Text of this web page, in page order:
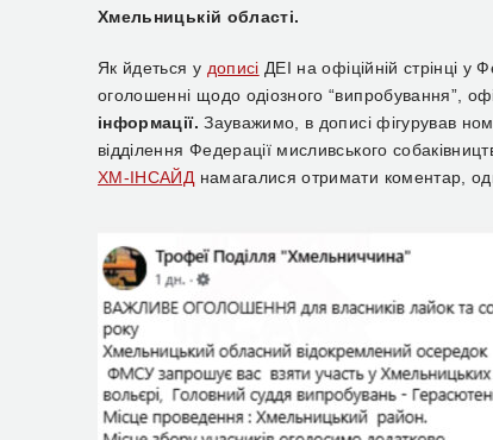
Хмельницькій області.
Як йдеться у дописі ДЕІ на офіційній стрінці
оголошенні щодо одіозного “випробування”,
інформації. Зауважимо, в дописі фігурував
відділення Федерації мисливського
ХМ-ІНСАЙД намагалися отримати коментар,